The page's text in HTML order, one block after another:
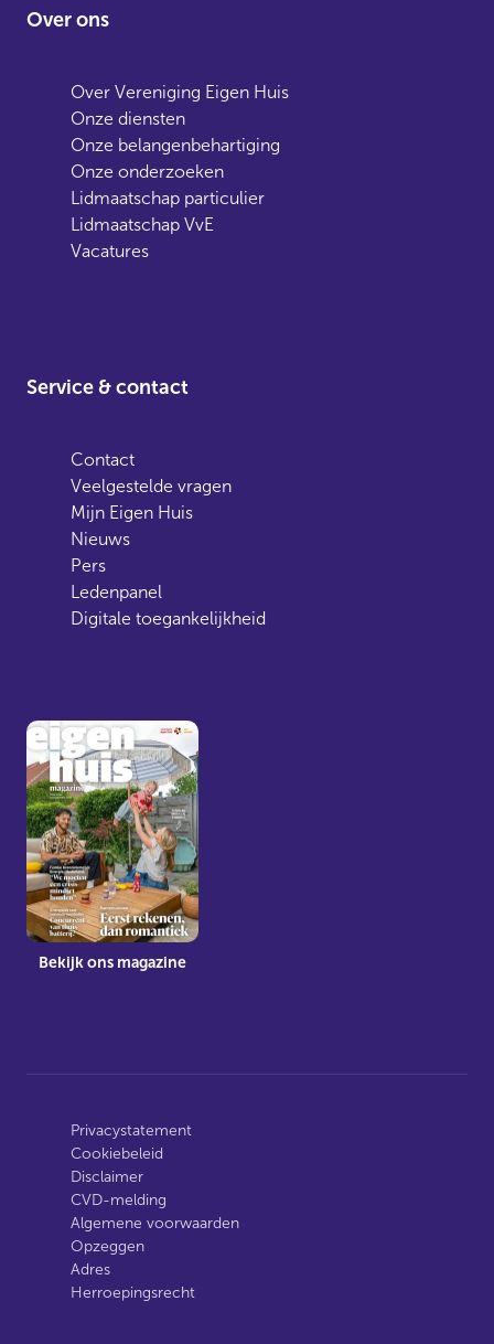
Over ons
Over Vereniging Eigen Huis
Onze diensten
Onze belangenbehartiging
Onze onderzoeken
Lidmaatschap particulier
Lidmaatschap VvE
Vacatures
Service & contact
Contact
Veelgestelde vragen
Mijn Eigen Huis
Nieuws
Pers
Ledenpanel
Digitale toegankelijkheid
Bekijk ons magazine
Privacystatement
Cookiebeleid
Disclaimer
CVD-melding
Algemene voorwaarden
Opzeggen
Adres
Herroepingsrecht